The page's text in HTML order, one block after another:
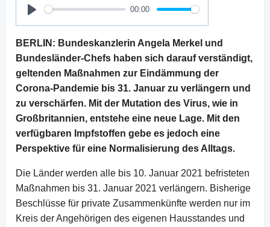
Play
00:00
BERLIN: Bundeskanzlerin Angela Merkel und
Bundesländer-Chefs haben sich darauf verständigt,
geltenden Maßnahmen zur Eindämmung der
Corona-Pandemie bis 31. Januar zu verlängern und
zu verschärfen. Mit der Mutation des Virus, wie in
Großbritannien, entstehe eine neue Lage. Mit den
verfügbaren Impfstoffen gebe es jedoch eine
Perspektive für eine Normalisierung des Alltags.
Die Länder werden alle bis 10. Januar 2021 befristeten
Maßnahmen bis 31. Januar 2021 verlängern. Bisherige
Beschlüsse für private Zusammenkünfte werden nur im
Kreis der Angehörigen des eigenen Hausstandes und